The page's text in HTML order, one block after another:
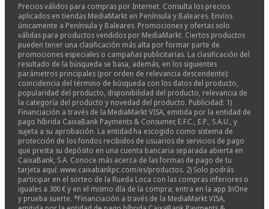
Precios válidos para compras por Internet. Consulta los precios
aplicados en tiendas MediaMarkt en Península y Baleares. Envíos
únicamente a Península y Baleares. Promociones y ofertas solo
válidas para productos vendidos por MediaMarkt. Ciertos productos
pueden tener una clasificación más alta por formar parte de
promociones especiales o campañas publicitarias. La clasificación del
resultado de la búsqueda se basa, además, en los siguientes
parámetros principales (por orden de relevancia descendente):
coincidencia del término de búsqueda con los datos del producto,
popularidad del producto, disponibilidad del producto, relevancia de
la categoría del producto y novedad del producto. Publicidad: 1)
Financiación a través de la MediaMarkt VISA, emitida por la entidad de
pago híbrida CaixaBank Payments & Consumer, E.F.C., E.P., S.A.U., y
sujeta a su aprobación. La entidad ha escogido como sistema de
protección de los fondos recibidos de usuarios de servicios de pago
que presta su depósito en una cuenta bancaria separada abierta en
CaixaBank, S.A. Conoce más acerca de las formas de pago de tu
tarjeta aquí: www.caixabankpc.com/es/productos. 2) Solo podrás
participar en el sorteo de la Rueda Loca con las compras inferiores o
iguales a 300 € y en el mismo día de la compra; entra en la app InOne
y prueba suerte. *Financiación a través de la MediaMarkt VISA,